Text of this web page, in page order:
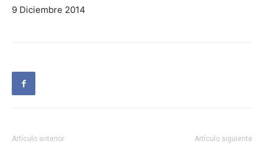
9 Diciembre 2014
Artículo anterior Artículo siguiente